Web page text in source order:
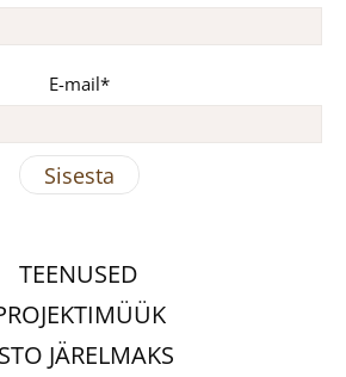
E-mail
TEENUSED
JÄRELMAKS